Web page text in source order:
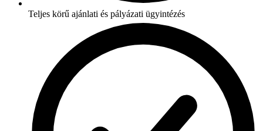
Teljes körű ajánlati és pályázati ügyintézés